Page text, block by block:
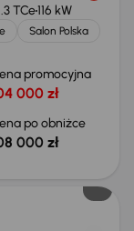
TCe116 kW
Salon Polska
promocyjna
000 zł
po obniżce
000 zł